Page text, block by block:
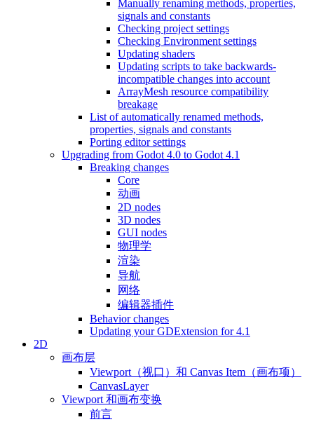
Manually renaming methods, properties,
signals and constants
Checking project settings
Checking Environment settings
Updating shaders
Updating scripts to take backwards-
incompatible changes into account
ArrayMesh resource compatibility
breakage
List of automatically renamed methods,
properties, signals and constants
Porting editor settings
Upgrading from Godot 4.0 to Godot 4.1
Breaking changes
Core
动画
2D nodes
3D nodes
GUI nodes
物理学
渲染
导航
网络
编辑器插件
Behavior changes
Updating your GDExtension for 4.1
2D
画布层
Viewport（视口）和 Canvas Item（画布项）
CanvasLayer
Viewport 和画布变换
前言